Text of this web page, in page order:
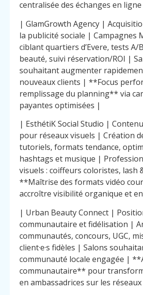
centralisée des échanges en
| GlamGrowth Agency |
la publicité sociale | Campagnes
ciblant quartiers d’Evere, tests A/
beauté, suivi réservation/ROI |
souhaitant augmenter
nouveaux clients | **Focus
remplissage du planning** via
payantes optimisées |
| EsthétiK Social Studio |
pour réseaux visuels | Création
tutoriels, formats tendance,
hashtags et musique |
visuels : coiffeurs coloristes, lash
**Maîtrise des formats vidéo
accroître visibilité organique et
| Urban Beauty Connect |
communautaire et fidélisation |
communautés, concours, UGC,
client·e·s fidèles | Salons
communauté locale engagée |
communautaire** pour
en ambassadrices sur les